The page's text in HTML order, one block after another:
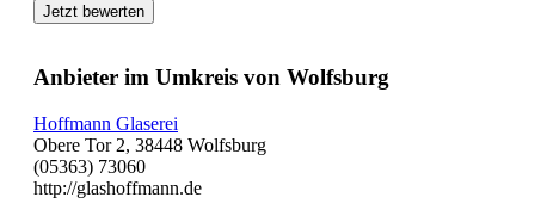
Jetzt bewerten
Anbieter im Umkreis von Wolfsburg
Hoffmann Glaserei
Obere Tor 2, 38448 Wolfsburg
(05363) 73060
http://glashoffmann.de